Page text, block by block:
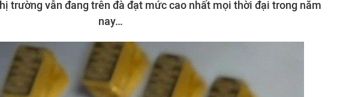
trường vẫn đang trên đà đạt mức cao nhất mọi thời đại trong năm
nay…